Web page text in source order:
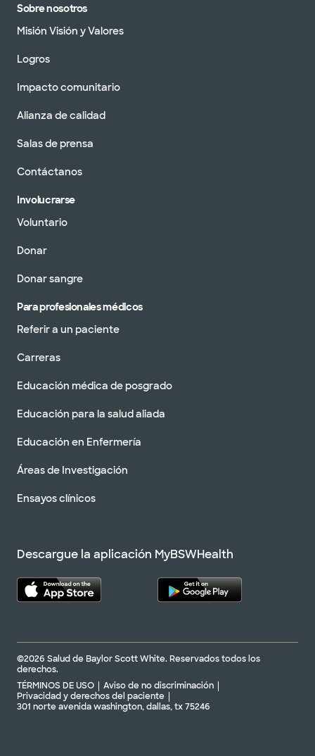
Sobre nosotros
Misión Visión y Valores
Logros
Impacto comunitario
Alianza de calidad
Salas de prensa
Contáctanos
Involucrarse
Voluntario
Donar
Donar sangre
Para profesionales médicos
Referir a un paciente
Carreras
Educación médica de posgrado
Educación para la salud aliada
Educación en Enfermería
Áreas de Investigación
Ensayos clínicos
Descargue la aplicación MyBSWHealth
©2026 Salud de Baylor Scott White. Reservados todos los
derechos.
TÉRMINOS DE USO
Aviso de no discriminación
Privacidad y derechos del paciente
301 norte avenida washington, dallas, tx 75246